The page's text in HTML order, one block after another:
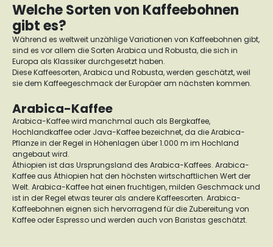
Welche Sorten von Kaffeebohnen
gibt es?
Während es weltweit unzählige Variationen von Kaffeebohnen gibt,
sind es vor allem die Sorten Arabica und Robusta, die sich in
Europa als Klassiker durchgesetzt haben.
Diese Kaffeesorten, Arabica und Robusta, werden geschätzt, weil
sie dem Kaffeegeschmack der Europäer am nächsten kommen.
Arabica-Kaffee
Arabica-Kaffee wird manchmal auch als Bergkaffee,
Hochlandkaffee oder Java-Kaffee bezeichnet, da die Arabica-
Pflanze in der Regel in Höhenlagen über 1.000 m im Hochland
angebaut wird.
Äthiopien ist das Ursprungsland des Arabica-Kaffees. Arabica-
Kaffee aus Äthiopien hat den höchsten wirtschaftlichen Wert der
Welt. Arabica-Kaffee hat einen fruchtigen, milden Geschmack und
ist in der Regel etwas teurer als andere Kaffeesorten. Arabica-
Kaffeebohnen eignen sich hervorragend für die Zubereitung von
Kaffee oder Espresso und werden auch von Baristas geschätzt.